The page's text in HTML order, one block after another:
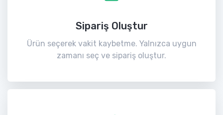
Sipariş Oluştur
Ürün seçerek vakit kaybetme. Yalnızca uygun
zamanı seç ve sipariş oluştur.